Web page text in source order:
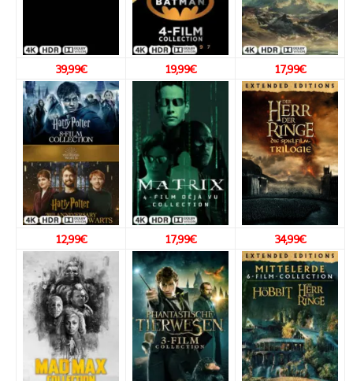
39,99€ 19,99€ 17,99€
12,99€ 17,99€ 34,99€